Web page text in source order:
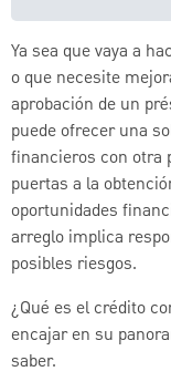
Ya sea que vaya a
o que necesite
aprobación de un
puede ofrecer una
financieros con otra
puertas a la
oportunidades
arreglo implica
posibles riesgos.
¿Qué es el crédito
encajar en su
saber.